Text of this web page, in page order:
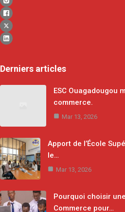
Derniers articles
ESC Ouagadougou
commerce.
Mar 13, 2026
Apport de l’École
le…
Mar 13, 2026
Pourquoi choisir
Commerce pour…